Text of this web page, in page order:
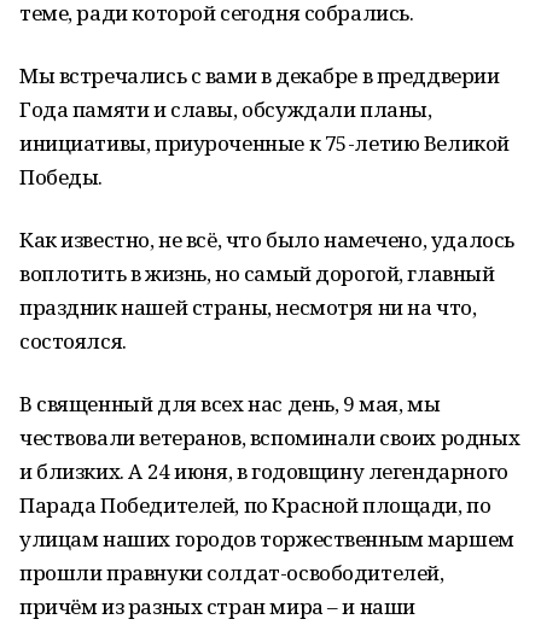
теме, ради которой сегодня собрались.
Мы встречались с вами в декабре в преддверии
Года памяти и славы, обсуждали планы,
инициативы, приуроченные к 75-летию Великой
Победы.
Как известно, не всё, что было намечено, удалось
воплотить в жизнь, но самый дорогой, главный
праздник нашей страны, несмотря ни на что,
состоялся.
В священный для всех нас день, 9 мая, мы
чествовали ветеранов, вспоминали своих родных
и близких. А 24 июня, в годовщину легендарного
Парада Победителей, по Красной площади, по
улицам наших городов торжественным маршем
прошли правнуки солдат-освободителей,
причём из разных стран мира – и наши